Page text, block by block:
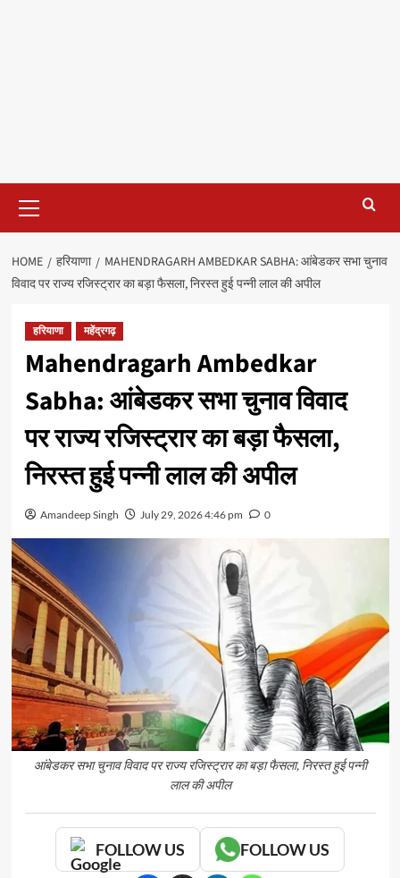
Menu
HOME हरियाणा
MAHENDRAGARH AMBEDKAR SABHA: आंबेडकर सभा चुनाव
विवाद पर राज्य रजिस्ट्रार का बड़ा फैसला, निरस्त हुई पन्नी लाल की अपील
हरियाणा महेंद्रगढ़
Mahendragarh Ambedkar
Sabha: आंबेडकर सभा चुनाव विवाद
पर राज्य रजिस्ट्रार का बड़ा फैसला,
निरस्त हुई पन्नी लाल की अपील
Amandeep Singh July 29, 2026 4:46 pm 0
आंबेडकर सभा चुनाव विवाद पर राज्य रजिस्ट्रार का बड़ा फैसला, निरस्त हुई पन्नी
लाल की अपील
FOLLOW US FOLLOW US